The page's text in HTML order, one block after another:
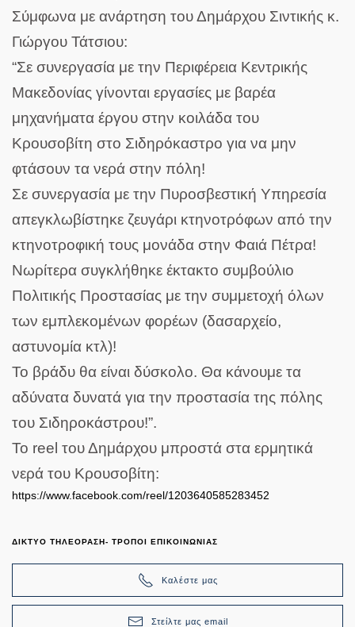
Σύμφωνα με ανάρτηση του Δημάρχου Σιντικής κ.
Γιώργου Τάτσιου:
“Σε συνεργασία με την Περιφέρεια Κεντρικής
Μακεδονίας γίνονται εργασίες με βαρέα
μηχανήματα έργου στην κοιλάδα του
Κρουσοβίτη στο Σιδηρόκαστρο για να μην
φτάσουν τα νερά στην πόλη!
Σε συνεργασία με την Πυροσβεστική Υπηρεσία
απεγκλωβίστηκε ζευγάρι κτηνοτρόφων από την
κτηνοτροφική τους μονάδα στην Φαιά Πέτρα!
Νωρίτερα συγκλήθηκε έκτακτο συμβούλιο
Πολιτικής Προστασίας με την συμμετοχή όλων
των εμπλεκομένων φορέων (δασαρχείο,
αστυνομία κτλ)!
Το βράδυ θα είναι δύσκολο. Θα κάνουμε τα
αδύνατα δυνατά για την προστασία της πόλης
του Σιδηροκάστρου!”.
Το reel του Δημάρχου μπροστά στα ερμητικά
νερά του Κρουσοβίτη:
https://www.facebook.com/reel/1203640585283452
ΔΙΚΤΥΟ ΤΗΛΕΟΡΑΣΗ- ΤΡΟΠΟΙ ΕΠΙΚΟΙΝΩΝΙΑΣ
Καλέστε μας
Στείλτε μας email